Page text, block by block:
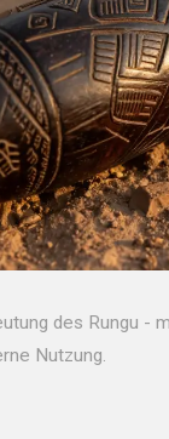
des Rungu -
Nutzung.